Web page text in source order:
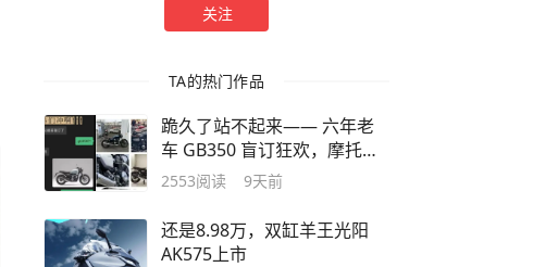
关注
TA的热门作品
跪久了站不起来—— 六年老
车 GB350 盲订狂欢，摩托圈
是太封闭了吗
2553阅读 9天前
还是8.98万，双缸羊王光阳
AK575上市